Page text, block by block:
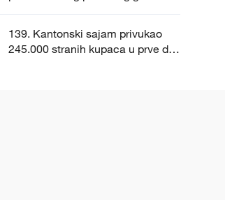
139. Kantonski sajam privukao
245.000 stranih kupaca u prve dve